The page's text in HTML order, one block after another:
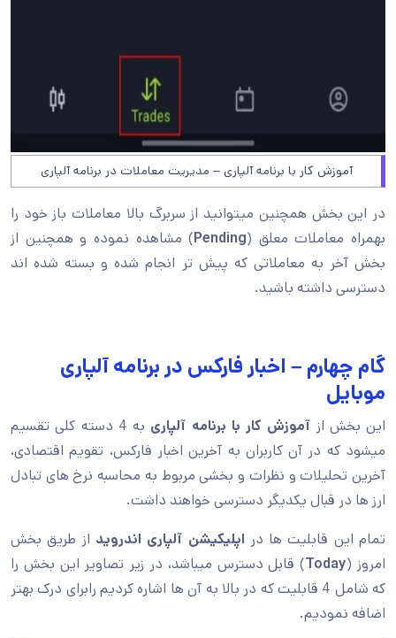
آموزش کار با برنامه آلپاری – مدیریت معاملات در برنامه آلپاری
در این بخش همچنین میتوانید از سربرگ بالا معاملات باز خود را
بهمراه معاملات معلق (Pending) مشاهده نموده و همچنین از
بخش آخر به معاملاتی که پیش تر انجام شده و بسته شده اند
دسترسی داشته باشید.
گام چهارم – اخبار فارکس در برنامه آلپاری
موبایل
این بخش از آموزش کار با برنامه آلپاری
به 4 دسته کلی تقسیم
میشود که در آن کاربران به آخرین اخبار فارکس، تقویم اقتصادی،
آخرین تحلیلات و نظرات و بخشی مربوط به محاسبه نرخ های تبادل
ارز ها در قبال یکدیگر دسترسی خواهند داشت.
تمام این قابلیت ها در اپلیکیشن آلپاری اندروید از طریق بخش
امروز (Today) قابل دسترس میباشد، در زیر تصاویر این بخش را
که شامل 4 قابلیت که در بالا به آن ها اشاره کردیم رابرای درک بهتر
اضافه نمودیم.